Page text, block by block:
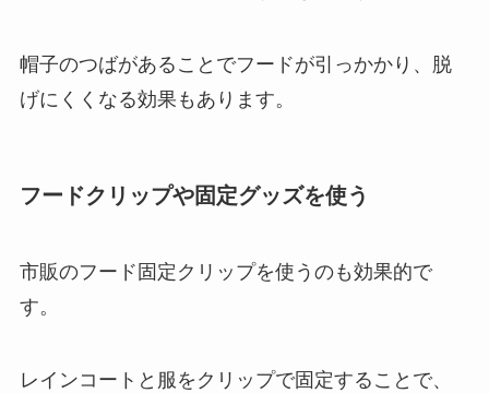
帽子のつばがあることでフードが引っかかり、脱
げにくくなる効果もあります。
フードクリップや固定グッズを使う
市販のフード固定クリップを使うのも効果的で
す。
レインコートと服をクリップで固定することで、